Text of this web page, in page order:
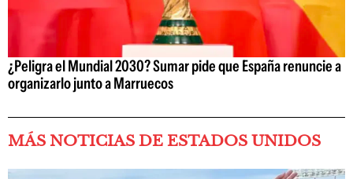
¿Peligra el Mundial 2030? Sumar pide que España renuncie a
organizarlo junto a Marruecos
MÁS NOTICIAS DE ESTADOS UNIDOS